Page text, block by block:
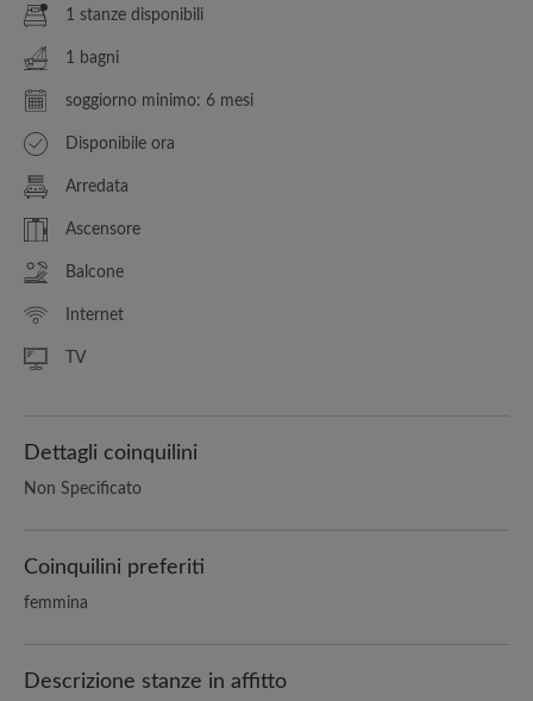
1 stanze disponibili
1 bagni
soggiorno minimo: 6 mesi
Disponibile ora
Arredata
Ascensore
Balcone
Internet
TV
Dettagli coinquilini
Non Specificato
Coinquilini preferiti
femmina
Descrizione stanze in affitto